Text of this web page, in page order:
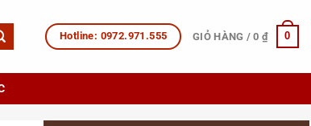
Hotline: 0972.971.555 GIỎ HÀNG /0 ₫ 0